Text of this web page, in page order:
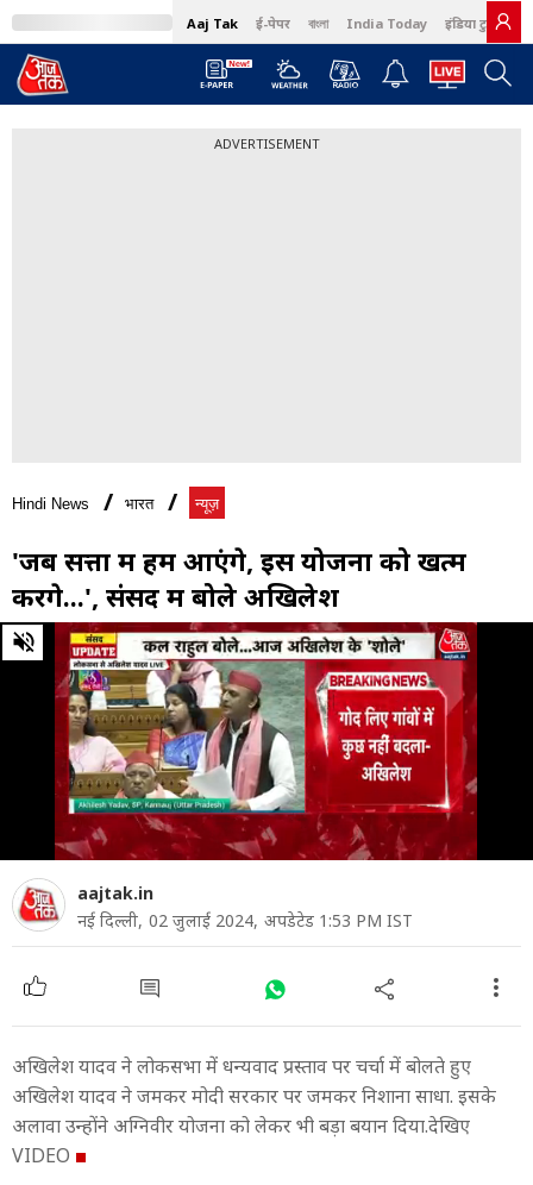
Aaj Tak ई-पेपर বাংলা India Today इंडिया टुडे हिंदी
ADVERTISEMENT
Hindi News भारत न्यूज़
'जब सत्ता में हम आएंगे, इस योजना को खत्म
करेंगे...', संसद में बोले अखिलेश
0
of
minutes,
seconds
aajtak.in
नई दिल्ली, 02 जुलाई 2024, अपडेटेड 1:53 PM IST
अखिलेश यादव ने लोकसभा में धन्यवाद प्रस्ताव पर चर्चा में बोलते हुए
अखिलेश यादव ने जमकर मोदी सरकार पर जमकर निशाना साधा. इसके
अलावा उन्होंने अग्निवीर योजना को लेकर भी बड़ा बयान दिया.देखिए
VIDEO